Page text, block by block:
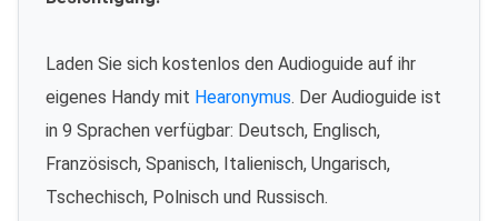
Laden Sie sich kostenlos den Audioguide auf ihr
eigenes Handy mit Hearonymus. Der Audioguide ist
in 9 Sprachen verfügbar: Deutsch, Englisch,
Französisch, Spanisch, Italienisch, Ungarisch,
Tschechisch, Polnisch und Russisch.